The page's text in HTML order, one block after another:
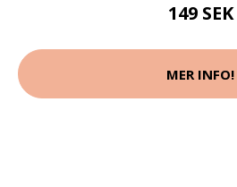
149 SEK
MER INFO!